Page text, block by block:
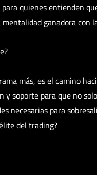
quienes entienden
ganadora con
más, es el camino
y soporte para que no
necesarias para
del trading?